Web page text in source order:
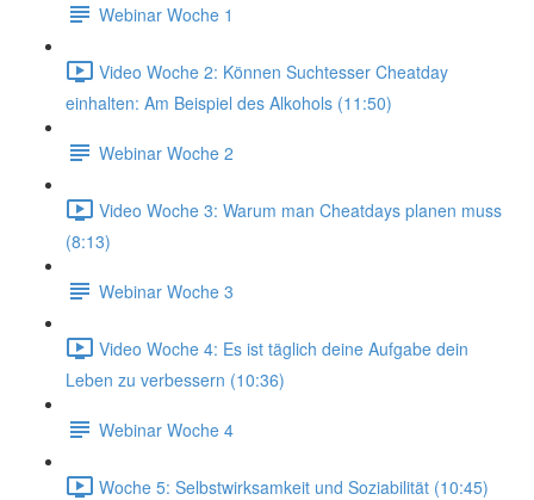
Webinar Woche 1
Video Woche 2: Können Suchtesser Cheatday
einhalten: Am Beispiel des Alkohols (11:50)
Webinar Woche 2
Video Woche 3: Warum man Cheatdays planen muss
(8:13)
Webinar Woche 3
Video Woche 4: Es ist täglich deine Aufgabe dein
Leben zu verbessern (10:36)
Webinar Woche 4
Woche 5: Selbstwirksamkeit und Soziabilität (10:45)